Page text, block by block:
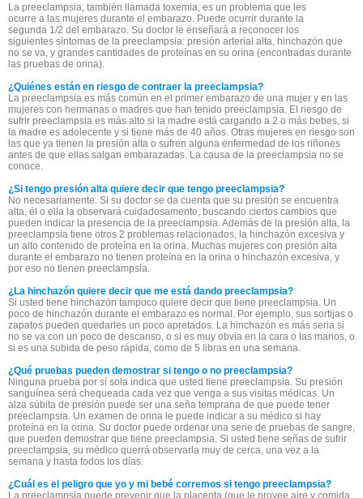
La preeclampsia, también llamada toxemia, es un problema que les
ocurre a las mujeres durante el embarazo. Puede ocurrir durante la
segunda 1/2 del embarazo. Su doctor le enseñará a reconocer los
siguientes síntomas de la preeclampsia: presión arterial alta, hinchazón que
no se va, y grandes cantidades de proteínas en su orina (encontradas durante
las pruebas de orina).
¿Quiénes están en riesgo de contraer la preeclampsia?
La preeclampsia es más común en el primer embarazo de una mujer y en las
mujeres con hermanas o madres que han tenido preeclampsia. El riesgo de
sufrir preeclampsia es más alto si la madre está cargando a 2 o más bebes, si
la madre es adolecente y si tiene más de 40 años. Otras mujeres en riesgo son
las que ya tienen la presión alta o sufren alguna enfermedad de los riñones
antes de que ellas salgan embarazadas. La causa de la preeclampsia no se
conoce.
¿Si tengo presión alta quiere decir que tengo preeclampsia?
No necesariamente. Si su doctor se da cuenta que su presión se encuentra
alta, él o ella la observará cuidadosamente, buscando ciertos cambios que
pueden indicar la presencia de la preeclampsia. Además de la presión alta, la
preeclampsia tiene otros 2 problemas relacionados, la hinchazón excesiva y
un alto contenido de proteína en la orina. Muchas mujeres con presión alta
durante el embarazo no tienen proteína en la orina o hinchazón excesiva, y
por eso no tienen preeclampsia.
¿La hinchazón quiere decir que me está dando preeclampsia?
Si usted tiene hinchazón tampoco quiere decir que tiene preeclampsia. Un
poco de hinchazón durante el embarazo es normal. Por ejemplo, sus sortijas o
zapatos pueden quedarles un poco apretados. La hinchazón es más seria si
no se va con un poco de descanso, o si es muy obvia en la cara o las manos, o
si es una subida de peso rápida, como de 5 libras en una semana.
¿Qué pruebas pueden demostrar si tengo o no preeclampsia?
Ninguna prueba por sí sola indica que usted tiene preeclampsia. Su presión
sanguínea será chequeada cada vez que venga a sus visitas médicas. Un
alza súbita de presión puede ser una seña temprana de que puede tener
preeclampsia. Un examen de orina le puede indicar a su médico si hay
proteína en la orina. Su doctor puede ordenar una serie de pruebas de sangre,
que pueden demostrar que tiene preeclampsia. Si usted tiene señas de sufrir
preeclampsia, su médico querrá observarla muy de cerca, una vez a la
semana y hasta todos los días.
¿Cuál es el peligro que yo y mi bebé corremos si tengo preeclampsia?
La preeclampsia puede prevenir que la placenta (que le provee aire y comida